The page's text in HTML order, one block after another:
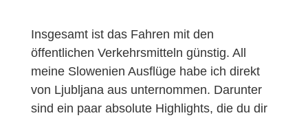
Insgesamt ist das Fahren mit den
öffentlichen Verkehrsmitteln günstig. All
meine Slowenien Ausflüge habe ich direkt
von Ljubljana aus unternommen. Darunter
sind ein paar absolute Highlights, die du dir